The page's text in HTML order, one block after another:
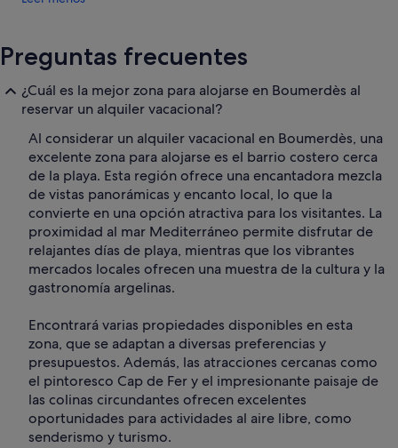
Preguntas frecuentes
¿Cuál es la mejor zona para alojarse en Boumerdès al
reservar un alquiler vacacional?
Al considerar un alquiler vacacional en Boumerdès, una
excelente zona para alojarse es el barrio costero cerca
de la playa. Esta región ofrece una encantadora mezcla
de vistas panorámicas y encanto local, lo que la
convierte en una opción atractiva para los visitantes. La
proximidad al mar Mediterráneo permite disfrutar de
relajantes días de playa, mientras que los vibrantes
mercados locales ofrecen una muestra de la cultura y la
gastronomía argelinas.
Encontrará varias propiedades disponibles en esta
zona, que se adaptan a diversas preferencias y
presupuestos. Además, las atracciones cercanas como
el pintoresco Cap de Fer y el impresionante paisaje de
las colinas circundantes ofrecen excelentes
oportunidades para actividades al aire libre, como
senderismo y turismo.